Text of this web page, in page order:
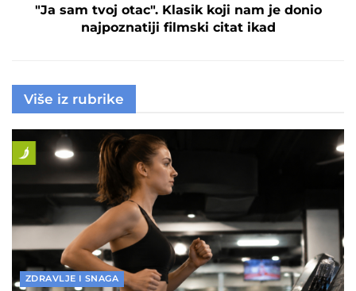
"Ja sam tvoj otac". Klasik koji nam je donio
najpoznatiji filmski citat ikad
Više iz rubrike
ZDRAVLJE I SNAGA